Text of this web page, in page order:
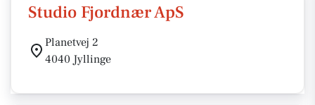
Studio Fjordnær ApS
Planetvej 2
4040 Jyllinge